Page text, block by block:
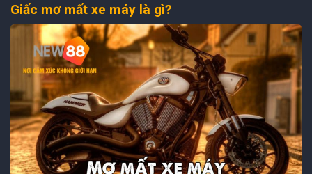
Giấc mơ mất xe máy là gì?